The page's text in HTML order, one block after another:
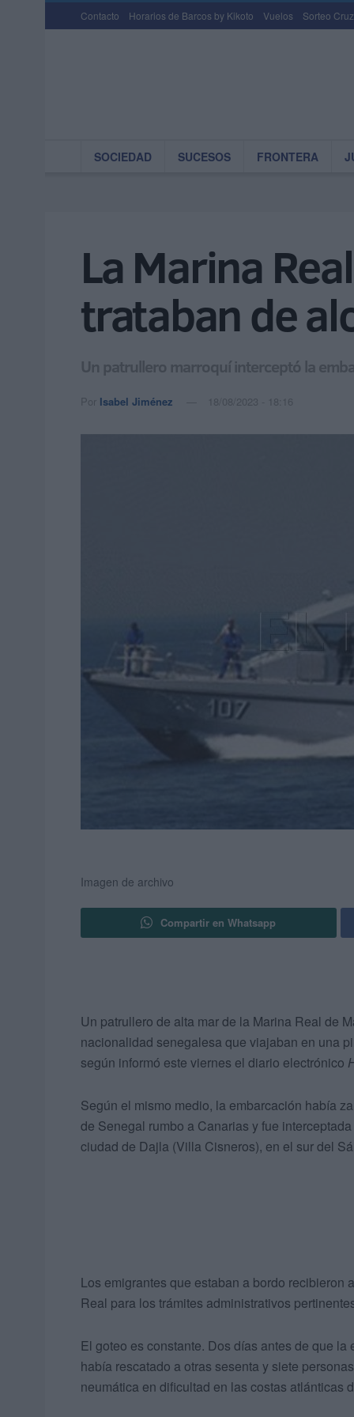
Contacto Horarios de Barcos by Kikoto Vuelos Sorteo
SOCIEDAD SUCESOS FRONTERA
La Marina
trataban de
Un patrullero marroquí interceptó la
Por Isabel Jiménez 18/08/2023 - 18:16
Imagen de archivo
Compartir en Whatsapp
Un patrullero de alta mar de la Marina Real de
nacionalidad senegalesa que viajaban en una
según informó este viernes el diario electrónico
Según el mismo medio, la embarcación había
de Senegal rumbo a Canarias y fue
ciudad de Dajla (Villa Cisneros), en el sur del
Los emigrantes que estaban a bordo recibieron
Real para los trámites administrativos
El goteo es constante. Dos días antes de que
había rescatado a otras sesenta y siete
neumática en dificultad en las costas atlánticas